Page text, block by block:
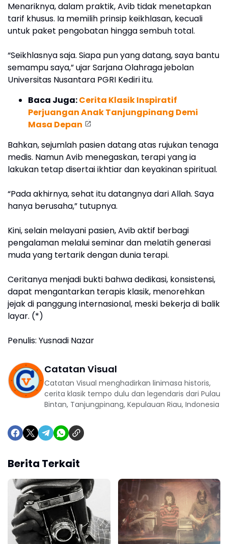
Menariknya, dalam praktik, Avib tidak menetapkan
tarif khusus. Ia memilih prinsip keikhlasan, kecuali
untuk paket pengobatan hingga sembuh total.
“Seikhlasnya saja. Siapa pun yang datang, saya bantu
semampu saya,” ujar Sarjana Olahraga jebolan
Universitas Nusantara PGRI Kediri itu.
Baca Juga:Cerita Klasik Inspiratif
Perjuangan Anak Tanjungpinang Demi
Masa Depan
Bahkan, sejumlah pasien datang atas rujukan tenaga
medis. Namun Avib menegaskan, terapi yang ia
lakukan tetap disertai ikhtiar dan keyakinan spiritual.
“Pada akhirnya, sehat itu datangnya dari Allah. Saya
hanya berusaha,” tutupnya.
Kini, selain melayani pasien, Avib aktif berbagi
pengalaman melalui seminar dan melatih generasi
muda yang tertarik dengan dunia terapi.
Ceritanya menjadi bukti bahwa dedikasi, konsistensi,
dapat mengantarkan terapis klasik, menorehkan
jejak di panggung internasional, meski bekerja di balik
layar. (*)
Penulis: Yusnadi Nazar
Catatan Visual
Catatan Visual menghadirkan linimasa historis,
cerita klasik tempo dulu dan legendaris dari Pulau
Bintan, Tanjungpinang, Kepulauan Riau, Indonesia
Berita Terkait